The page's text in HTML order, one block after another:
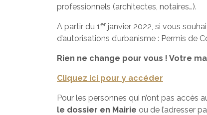
professionnels (architectes, notaires…).
A partir du 1erjanvier 2022, si vous
d’autorisations d’urbanisme : Permis
Rien ne change pour vous ! Votre
Cliquez ici pour y accéder
Pour les personnes qui n’ont pas accès
le dossier en Mairie ou de l’adresser